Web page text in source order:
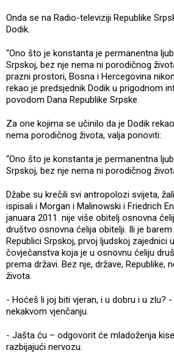
Onda se na Radio-televiziji Republike
Dodik.
“Ono što je konstanta je permanentna
Srpskoj, bez nje nema ni porodičnog
prazni prostori, Bosna i Hercegovina
rekao je predsjednik Dodik u prigodnom
povodom Dana Republike Srpske.
Za one kojima se učinilo da je Dodik
nema porodičnog života, valja ponoviti:
“Ono što je konstanta je permanentna
Srpskoj, bez nje nema ni porodičnog
Džabe su krečili svi antropolozi svijeta,
ispisali i Morgan i Malinowski i Friedrich
januara 2011. nije više obitelj osnovna
društvo osnovna ćelija obitelji. Ili je
Republici Srpskoj, prvoj ljudskoj zajednici
čovječanstva koja je u osnovnu ćeliju
prema državi. Bez nje, države, Republike,
života.
- Hoćeš li joj biti vjeran, i u dobru i u zlu?
nekakvom vjenčanju.
- Jašta ću – odgovorit će mladoženja
razbijajući nervozu.